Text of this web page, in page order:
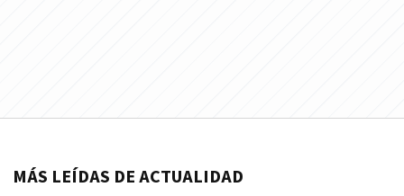
MÁS LEÍDAS DE ACTUALIDAD